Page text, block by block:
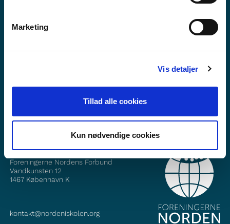
Marketing
Vis detaljer
Tillad alle cookies
Kun nødvendige cookies
Fylg okkum á Instagram
Foreningerne Nordens Forbund
Vandkunsten 12
1467 København K
kontakt@nordeniskolen.org